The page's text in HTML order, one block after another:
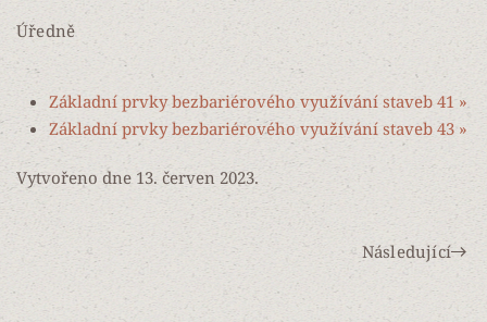
Úředně
Základní prvky bezbariérového využívání staveb 41 »
Základní prvky bezbariérového využívání staveb 43 »
Vytvořeno dne 13. červen 2023.
Následující